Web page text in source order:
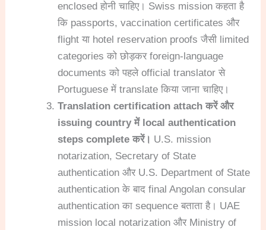
enclosed होनी चाहिए। Swiss mission कहता है
कि passports, vaccination certificates और
flight या hotel reservation proofs जैसी limited
categories को छोड़कर foreign-language
documents को पहले official translator से
Portuguese में translate किया जाना चाहिए।
Translation certification attach करें और
issuing country में local authentication
steps complete करें। U.S. mission
notarization, Secretary of State
authentication और U.S. Department of State
authentication के बाद final Angolan consular
authentication का sequence बताता है। UAE
mission local notarization और Ministry of